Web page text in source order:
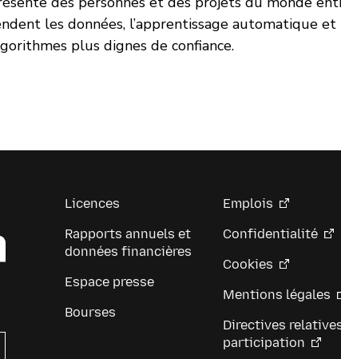
les données, l’apprentissage automatique et
plus dignes de confiance.
Licences
Rapports annuels et
données financières
Espace presse
Bourses
Emplois
Confidentialité
Cookies
Mentions légales
Directives
participation